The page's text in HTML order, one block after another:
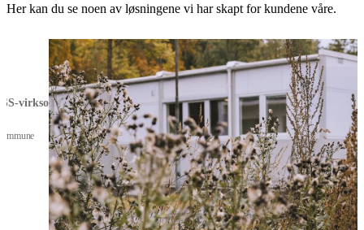
Her kan du se noen av løsningene vi har skapt for kundene våre.
virksomhet